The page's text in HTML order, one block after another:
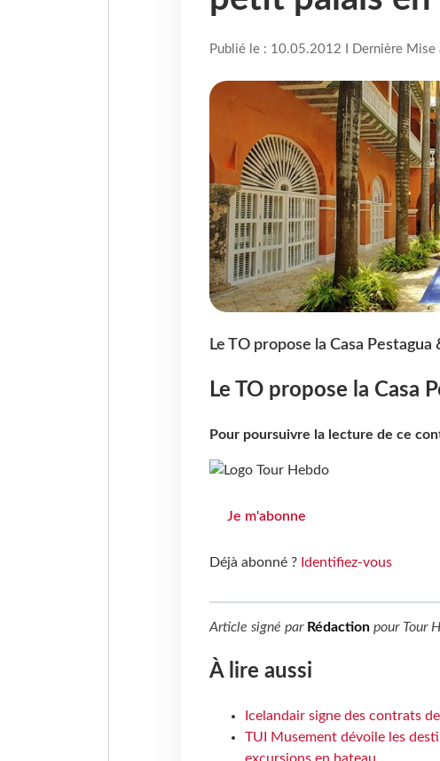
Publié le : 10.05.2012 I Dernière
Le TO propose la Casa Pestagua
Le TO propose la Casa
Pour poursuivre la lecture de ce
Je m'abonne
Déjà abonné ? Identifiez-vous
Article signé par Rédactionpour Tour
À lire aussi
Icelandair signe des contrats
TUI Musement dévoile les